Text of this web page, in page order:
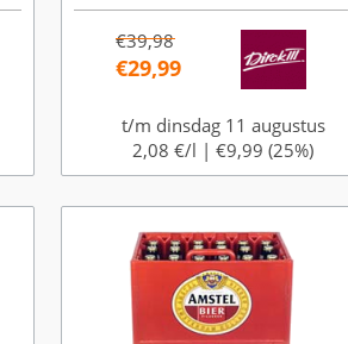
€39,98
€29,99
t/m dinsdag 11 augustus
2,08 €/l | €9,99 (25%)